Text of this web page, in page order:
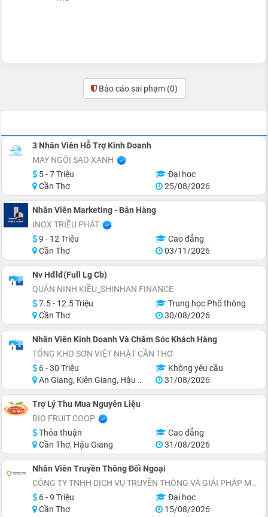
Báo cáo sai phạm (0)
3 Nhân Viên Hỗ Trợ Kinh Doanh
MAY NGÔI SAO XANH
5 - 7 Triệu
Đại học
Cần Thơ
25/08/2026
Nhân Viên Marketing - Bán Hàng
INOX TRIỀU PHÁT
9 - 12 Triệu
Cao đẳng
Cần Thơ
03/11/2026
Nv Hđlđ(Full Lg Cb)
QUẬN NINH KIỀU_SHINHAN FINANCE
7.5 - 12.5 Triệu
Trung học Phổ thông
Cần Thơ
30/08/2026
Nhân Viên Kinh Doanh Và Chăm Sóc Khách Hàng
TỔNG KHO SƠN VIỆT NHẬT CẦN THƠ
6 - 30 Triệu
Không yêu cầu
An Giang, Kiên Giang, Hậu Giang, Sóc Trăng, Bạc Liêu, Cà Mau
31/08/2026
Trợ Lý Thu Mua Nguyên Liệu
BIO FRUIT COOP
Thỏa thuận
Cao đẳng
Cần Thơ, Hậu Giang
31/08/2026
Nhân Viên Truyền Thông Đối Ngoại
CÔNG TY TNHH DỊCH VỤ TRUYỀN THÔNG VÀ GIẢI PHÁP MARKETING MEKONG PRO
6 - 9 Triệu
Đại học
Cần Thơ
15/08/2026